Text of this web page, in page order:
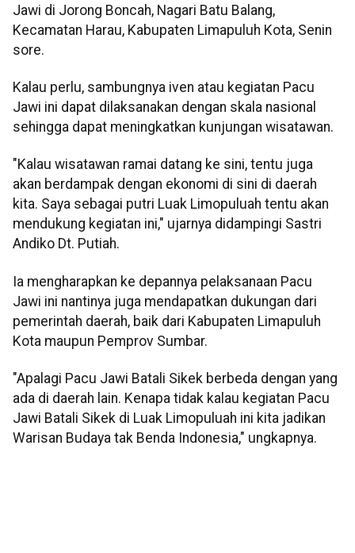
Jawi di Jorong Boncah, Nagari Batu Balang,
Kecamatan Harau, Kabupaten Limapuluh Kota, Senin
sore.
Kalau perlu, sambungnya iven atau kegiatan Pacu
Jawi ini dapat dilaksanakan dengan skala nasional
sehingga dapat meningkatkan kunjungan wisatawan.
"Kalau wisatawan ramai datang ke sini, tentu juga
akan berdampak dengan ekonomi di sini di daerah
kita. Saya sebagai putri Luak Limopuluah tentu akan
mendukung kegiatan ini," ujarnya didampingi Sastri
Andiko Dt. Putiah.
Ia mengharapkan ke depannya pelaksanaan Pacu
Jawi ini nantinya juga mendapatkan dukungan dari
pemerintah daerah, baik dari Kabupaten Limapuluh
Kota maupun Pemprov Sumbar.
"Apalagi Pacu Jawi Batali Sikek berbeda dengan yang
ada di daerah lain. Kenapa tidak kalau kegiatan Pacu
Jawi Batali Sikek di Luak Limopuluah ini kita jadikan
Warisan Budaya tak Benda Indonesia," ungkapnya.